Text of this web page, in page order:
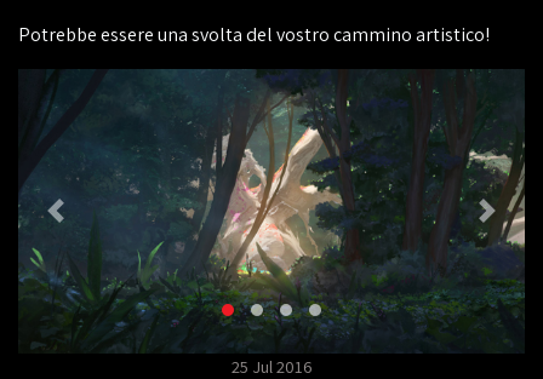
Potrebbe essere una svolta del vostro cammino artistico!
25 Jul 2016